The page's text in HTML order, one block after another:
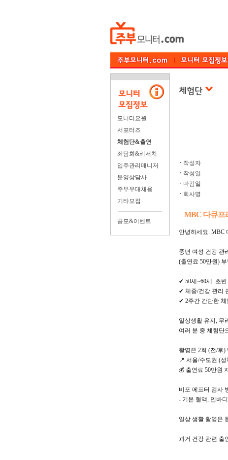
모니터요원
서포터즈
체험단&출연
좌담회&리서치
입주관리매니저
분양상담사
주부우대채용
기타모집
공모&이벤트
ㆍ 작성자
ㆍ 작성일
ㆍ 마감일
ㆍ 회사명
MBC 다큐프
안녕하세요. MBC
중년 여성 건강 관
(출연료 50만원)
✔ 50세~60세 초반
✔ 체중/건강 관리
✔ 2주간 간단한 체
일상생활 유지, 무
여러 분 중 체험단
촬영은 2회 (전/후)
📍 서울/수도권 (
💰 출연료 50만원
비포 에프터 검사
- 기본 혈액, 인바
일상 생활 촬영은
과거 건강 관련 출